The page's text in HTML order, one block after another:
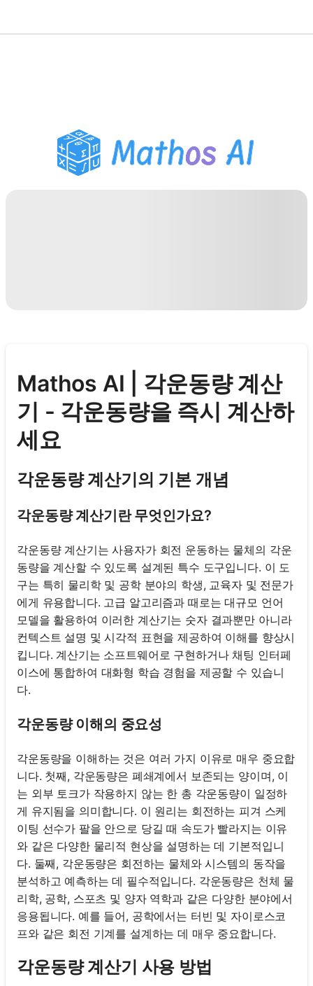
PDF 숙제 도우미
학습 도구
Mathos AI | 각운동량 계산
기 - 각운동량을 즉시 계산하
세요
각운동량 계산기의 기본 개념
각운동량 계산기란 무엇인가요?
각운동량 계산기는 사용자가 회전 운동하는 물체의 각운
동량을 계산할 수 있도록 설계된 특수 도구입니다. 이 도
구는 특히 물리학 및 공학 분야의 학생, 교육자 및 전문가
에게 유용합니다. 고급 알고리즘과 때로는 대규모 언어
모델을 활용하여 이러한 계산기는 숫자 결과뿐만 아니라
컨텍스트 설명 및 시각적 표현을 제공하여 이해를 향상시
킵니다. 계산기는 소프트웨어로 구현하거나 채팅 인터페
이스에 통합하여 대화형 학습 경험을 제공할 수 있습니
다.
각운동량 이해의 중요성
각운동량을 이해하는 것은 여러 가지 이유로 매우 중요합
니다. 첫째, 각운동량은 폐쇄계에서 보존되는 양이며, 이
는 외부 토크가 작용하지 않는 한 총 각운동량이 일정하
게 유지됨을 의미합니다. 이 원리는 회전하는 피겨 스케
이팅 선수가 팔을 안으로 당길 때 속도가 빨라지는 이유
와 같은 다양한 물리적 현상을 설명하는 데 기본적입니
다. 둘째, 각운동량은 회전하는 물체와 시스템의 동작을
분석하고 예측하는 데 필수적입니다. 각운동량은 천체 물
리학, 공학, 스포츠 및 양자 역학과 같은 다양한 분야에서
응용됩니다. 예를 들어, 공학에서는 터빈 및 자이로스코
프와 같은 회전 기계를 설계하는 데 매우 중요합니다.
각운동량 계산기 사용 방법